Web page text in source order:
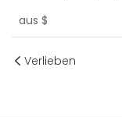
aus $
Verlieben